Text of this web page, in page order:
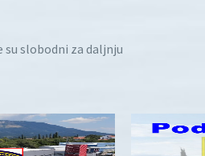
slobodni za daljnju